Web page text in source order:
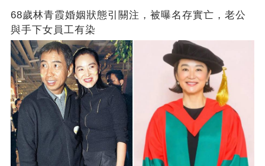
68歲林青霞婚姻狀態引關注，被曝名存實亡，老公
與手下女員工有染